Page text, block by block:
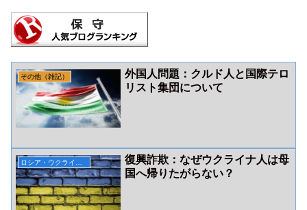
その他（雑記）
外国人問題：クルド人と国際テロ
リスト集団について
ロシア・ウクライナ関連
復興詐欺：なぜウクライナ人は母
国へ帰りたがらない？